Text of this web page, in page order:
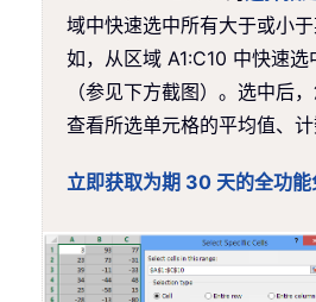
域中快速选中所有大于或小
如，从区域 A1:C10 中快速
（参见下方截图）。选中后
查看所选单元格的平均值、计
立即获取为期 30 天的全功能